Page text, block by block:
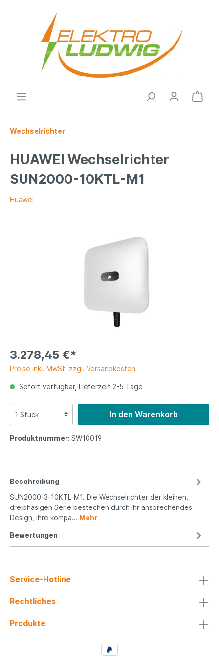
Wechselrichter
HUAWEI Wechselrichter
SUN2000-10KTL-M1
Huawei
3.278,45 €*
Preise inkl. MwSt. zzgl. Versandkosten
Sofort verfügbar, Lieferzeit 2-5 Tage
In den Warenkorb
Produktnummer: SW10019
Beschreibung
SUN2000-3-10KTL-M1. Die Wechselrichter der kleinen,
dreiphasigen Serie bestechen durch ihr ansprechendes
Design, ihre kompa… Mehr
Bewertungen
Service-Hotline
Rechtliches
Produkte